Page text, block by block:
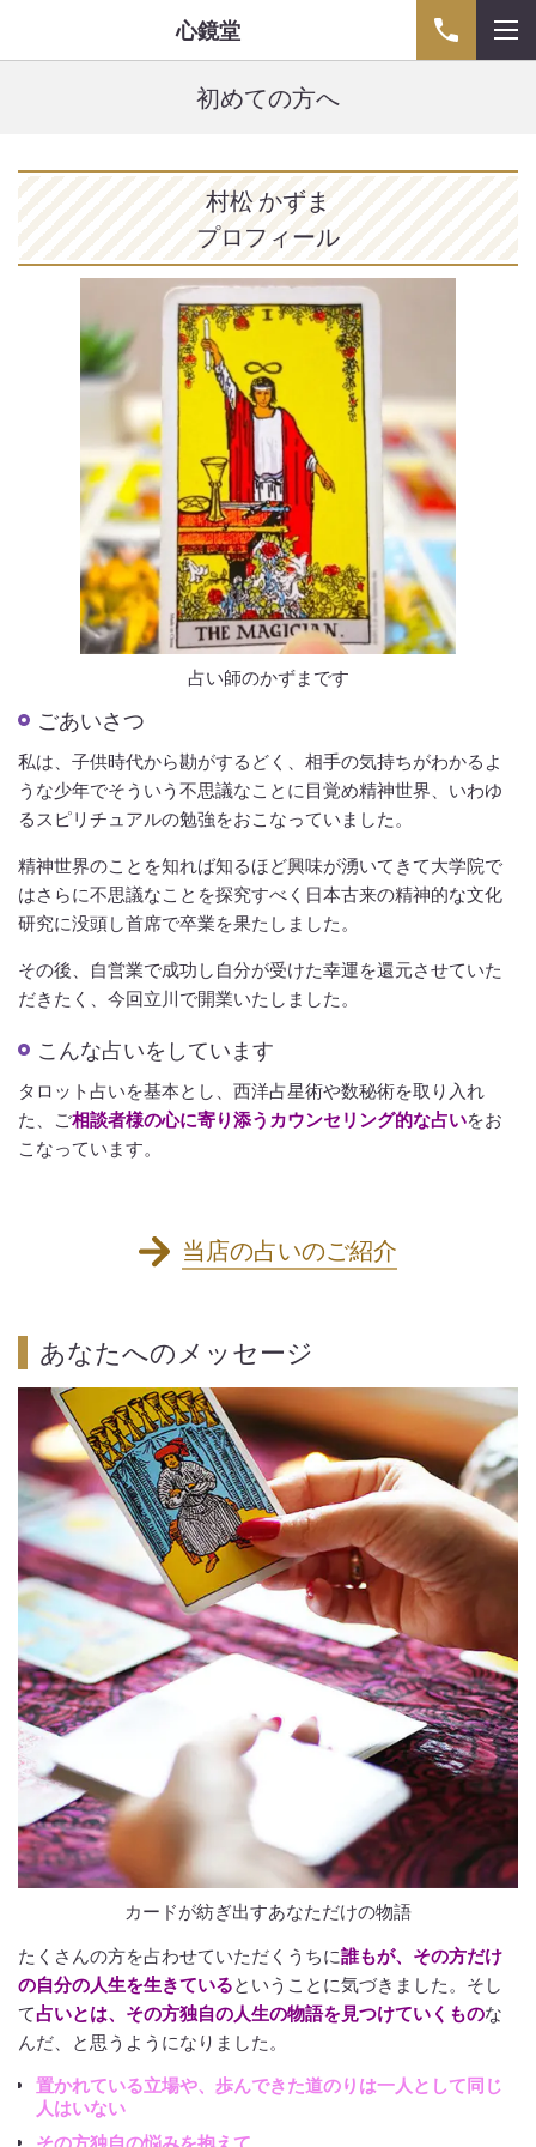
心鏡堂
初めての方へ
村松 かずま
プロフィール
占い師のかずまです
ごあいさつ
私は、子供時代から勘がするどく、相手の気持ちがわかるよ
うな少年でそういう不思議なことに目覚め精神世界、いわゆ
るスピリチュアルの勉強をおこなっていました。
精神世界のことを知れば知るほど興味が湧いてきて大学院で
はさらに不思議なことを探究すべく日本古来の精神的な文化
研究に没頭し首席で卒業を果たしました。
その後、自営業で成功し自分が受けた幸運を還元させていた
だきたく、今回立川で開業いたしました。
こんな占いをしています
タロット占いを基本とし、西洋占星術や数秘術を取り入れ
た、ご相談者様の心に寄り添うカウンセリング的な占いをお
こなっています。
当店の占いのご紹介
あなたへのメッセージ
カードが紡ぎ出すあなただけの物語
たくさんの方を占わせていただくうちに誰もが、その方だけ
の自分の人生を生きている ということに気づきました。そし
て占いとは、その方独自の人生の物語を見つけていくものな
んだ、と思うようになりました。
置かれている立場や、歩んできた道のりは一人として同じ
人はいない
その方独自の悩みを抱えて